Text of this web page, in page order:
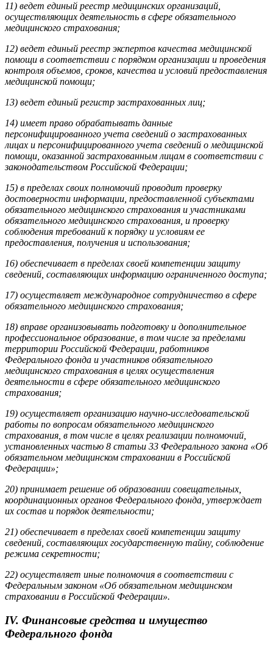
11) ведет единый реестр медицинских организаций,
осуществляющих деятельность в сфере обязательного
медицинского страхования;
12) ведет единый реестр экспертов качества медицинской
помощи в соответствии с порядком организации и проведения
контроля объемов, сроков, качества и условий предоставления
медицинской помощи;
13) ведет единый регистр застрахованных лиц;
14) имеет право обрабатывать данные
персонифицированного учета сведений о застрахованных
лицах и персонифицированного учета сведений о медицинской
помощи, оказанной застрахованным лицам в соответствии с
законодательством Российской Федерации;
15) в пределах своих полномочий проводит проверку
достоверности информации, предоставленной субъектами
обязательного медицинского страхования и участниками
обязательного медицинского страхования, и проверку
соблюдения требований к порядку и условиям ее
предоставления, получения и использования;
16) обеспечивает в пределах своей компетенции защиту
сведений, составляющих информацию ограниченного доступа;
17) осуществляет международное сотрудничество в сфере
обязательного медицинского страхования;
18) вправе организовывать подготовку и дополнительное
профессиональное образование, в том числе за пределами
территории Российской Федерации, работников
Федерального фонда и участников обязательного
медицинского страхования в целях осуществления
деятельности в сфере обязательного медицинского
страхования;
19) осуществляет организацию научно-исследовательской
работы по вопросам обязательного медицинского
страхования, в том числе в целях реализации полномочий,
установленных частью 8 статьи 33 Федерального закона «Об
обязательном медицинском страховании в Российской
Федерации»;
20) принимает решение об образовании совещательных,
координационных органов Федерального фонда, утверждает
их состав и порядок деятельности;
21) обеспечивает в пределах своей компетенции защиту
сведений, составляющих государственную тайну, соблюдение
режима секретности;
22) осуществляет иные полномочия в соответствии с
Федеральным законом «Об обязательном медицинском
страховании в Российской Федерации».
IV. Финансовые средства и имущество
Федерального фонда